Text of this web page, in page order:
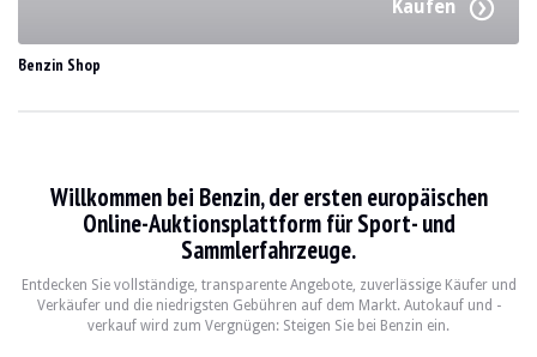
Kaufen
Benzin Shop
Willkommen bei Benzin, der ersten europäischen
Online-Auktionsplattform für Sport- und
Sammlerfahrzeuge.
Entdecken Sie vollständige, transparente Angebote, zuverlässige Käufer und
Verkäufer und die niedrigsten Gebühren auf dem Markt. Autokauf und -
verkauf wird zum Vergnügen: Steigen Sie bei Benzin ein.